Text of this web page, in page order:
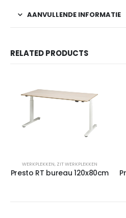
AANVULLENDE INFORMATIE
RELATED PRODUCTS
WERKPLEKKEN, ZIT WERKPLEKKEN
Presto RT bureau 120x80cm